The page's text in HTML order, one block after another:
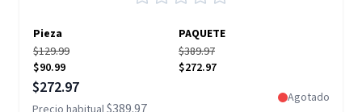
Pieza
PAQUETE
$129.99
$90.99
$389.97
$272.97
Precio especial
$272.97 Agotado